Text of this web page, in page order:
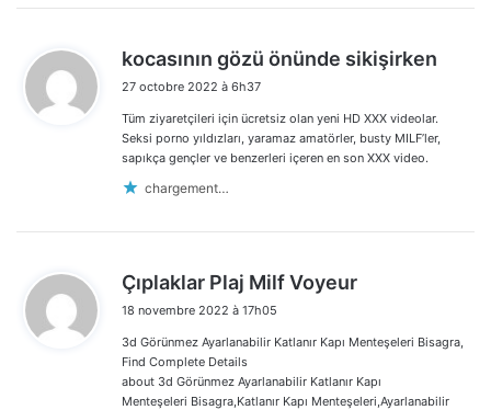
kocasının gözü önünde sikişirken
:
27 octobre 2022 à 6h37
Tüm ziyaretçileri için ücretsiz olan yeni HD XXX videolar.
Seksi porno yıldızları, yaramaz amatörler, busty MILF’ler,
sapıkça gençler ve benzerleri içeren en son XXX video.
chargement…
Çıplaklar Plaj Milf Voyeur
18 novembre 2022 à 17h05
3d Görünmez Ayarlanabilir Katlanır Kapı Menteşeleri Bisagra,
Find Complete Details
about 3d Görünmez Ayarlanabilir Katlanır Kapı
Menteşeleri Bisagra,Katlanır Kapı Menteşeleri,Ayarlanabilir